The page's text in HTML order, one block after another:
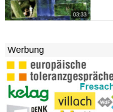
03:33
Werbung